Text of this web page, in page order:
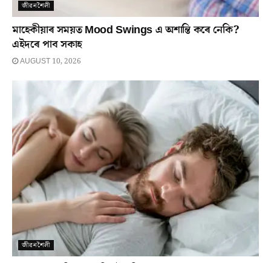
জীৱনশৈলী
মাহেকীয়াৰ সময়ত Mood Swings এ অশান্তি কৰে নেকি?
এইদৰে পাব সকাহ
AUGUST 10, 2026
জীৱনশৈলী